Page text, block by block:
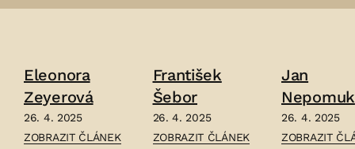
Eleonora
Zeyerová
26. 4. 2025
ČLÁNEK:
ZOBRAZIT ČLÁNEK
František
Šebor
26. 4. 2025
ČLÁNEK:
ZOBRAZIT ČLÁNEK
Jan
Nepomuk
Maýr
26. 4. 2025
ČLÁNEK:
ZOBRAZIT